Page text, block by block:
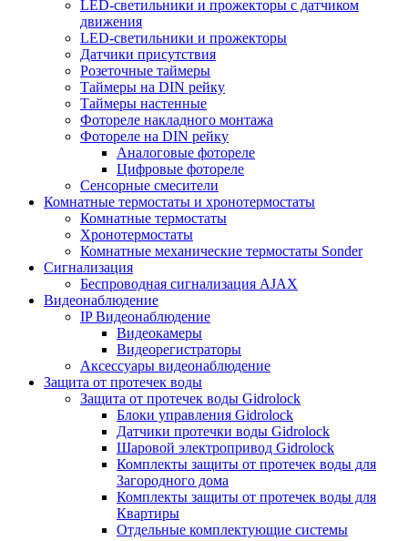
LED-светильники и прожекторы с датчиком
движения
LED-светильники и прожекторы
Датчики присутствия
Розеточные таймеры
Таймеры на DIN рейку
Таймеры настенные
Фотореле накладного монтажа
Фотореле на DIN рейку
Аналоговые фотореле
Цифровые фотореле
Сенсорные смесители
Комнатные термостаты и хронотермостаты
Комнатные термостаты
Хронотермостаты
Комнатные механические термостаты Sonder
Сигнализация
Беспроводная сигнализация AJAX
Видеонаблюдение
IP Видеонаблюдение
Видеокамеры
Видеорегистраторы
Аксессуары видеонаблюдение
Защита от протечек воды
Защита от протечек воды Gidrolock
Блоки управления Gidrolock
Датчики протечки воды Gidrolock
Шаровой электропривод Gidrolock
Комплекты защиты от протечек воды для
Загородного дома
Комплекты защиты от протечек воды для
Квартиры
Отдельные комплектующие системы